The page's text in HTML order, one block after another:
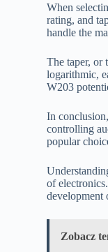
When
rating, and
handle the
The taper, or
logarithmic,
W203
In
controlling
popular
of
development
Zobacz